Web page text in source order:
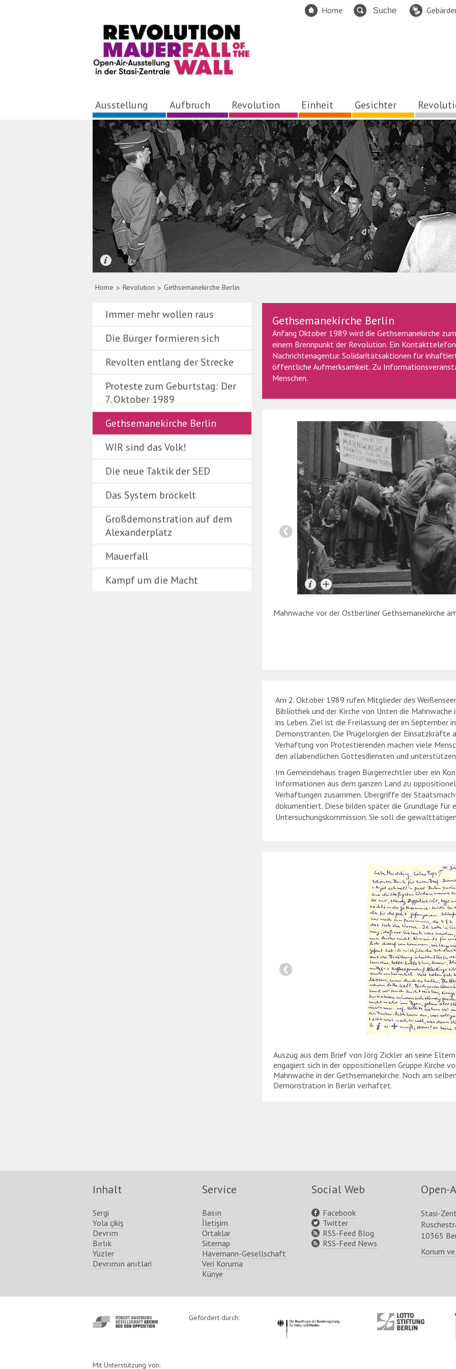
Home
Ausstellung Aufbruch Revolution Einheit Gesichter
Home > Revolution > Gethsemanekirche Berlin
Immer mehr wollen raus
Die Bürger formieren sich
Revolten entlang der Strecke
Proteste zum Geburtstag: Der
7. Oktober 1989
Gethsemanekirche Berlin
WIR sind das Volk!
Die neue Taktik der SED
Das System bröckelt
Großdemonstration auf dem
Alexanderplatz
Mauerfall
Kampf um die Macht
Gethsemanekirche Berlin
Anfang Oktober 1989 wird die Gethsemanekirche
einem Brennpunkt der Revolution. Ein
Nachrichtenagentur. Solidaritätsaktionen für
öffentliche Aufmerksamkeit. Zu
Menschen.
Mahnwache vor der Ostberliner Gethsemanekirche
Am 2. Oktober 1989 rufen Mitglieder des
Bibliothek und der Kirche von Unten die Mahnwache
ins Leben. Ziel ist die Freilassung der im September
Demonstranten. Die Prügelorgien der Einsatzkräfte
Verhaftung von Protestierenden machen viele
den allabendlichen Gottesdiensten und
Im Gemeindehaus tragen Bürgerrechtler über ein
Informationen aus dem ganzen Land zu
Verhaftungen zusammen. Übergriffe der
dokumentiert. Diese bilden später die Grundlage für
Untersuchungskommission. Sie soll die
Auszug aus dem Brief von Jörg Zickler an seine
engagiert sich in der oppositionellen Gruppe Kirche
Mahnwache in der Gethsemanekirche. Noch am
Demonstration in Berlin verhaftet.
Inhalt
Sergi
Yola çikiş
Devrım
Bırlık
Yüzler
Devrımın anıtlari
Service
Basın
İletişim
Ortaklar
Sitemap
Havemann-Gesellschaft
Veri Koruma
Künye
Social Web
Facebook
Twitter
RSS-Feed Blog
RSS-Feed News
Open-
Stasi-
10365
Konum
http://www.havemann-
gesellschaft.de/
Gefördert durch: http://www.kulturstaatsminister.dehttp://www.lotto-
stiftung-
Mit Unterstützung von: